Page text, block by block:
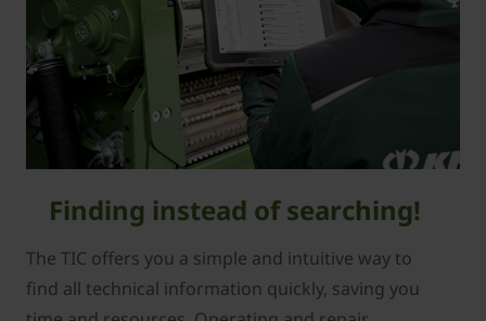
Finding instead of searching!
The TIC offers you a simple and intuitive way to
find all technical information quickly, saving you